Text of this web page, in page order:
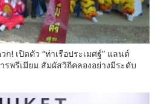
! เปิดตัว “ท่าเรือประเมศฐ์” แลนด์
พรีเมียม สัมผัสวิถีคลองอย่างมีระดับ